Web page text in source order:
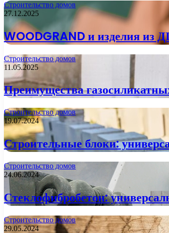
Строительство домов
27.12.2025
WOODGRAND и изделия из
Строительство домов
11.05.2025
Преимущества
Строительство домов
19.07.2024
Строительные блоки:
Строительство домов
24.06.2024
Стеклофибробетон:
Строительство домов
29.05.2024